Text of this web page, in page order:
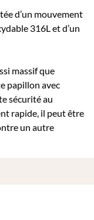
d’un mouvement
316L et d’un
massif que
papillon avec
sécurité au
rapide, il peut être
un autre